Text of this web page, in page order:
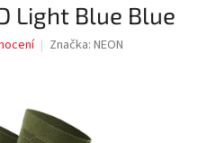
Light Blue Blue
Značka: NEON